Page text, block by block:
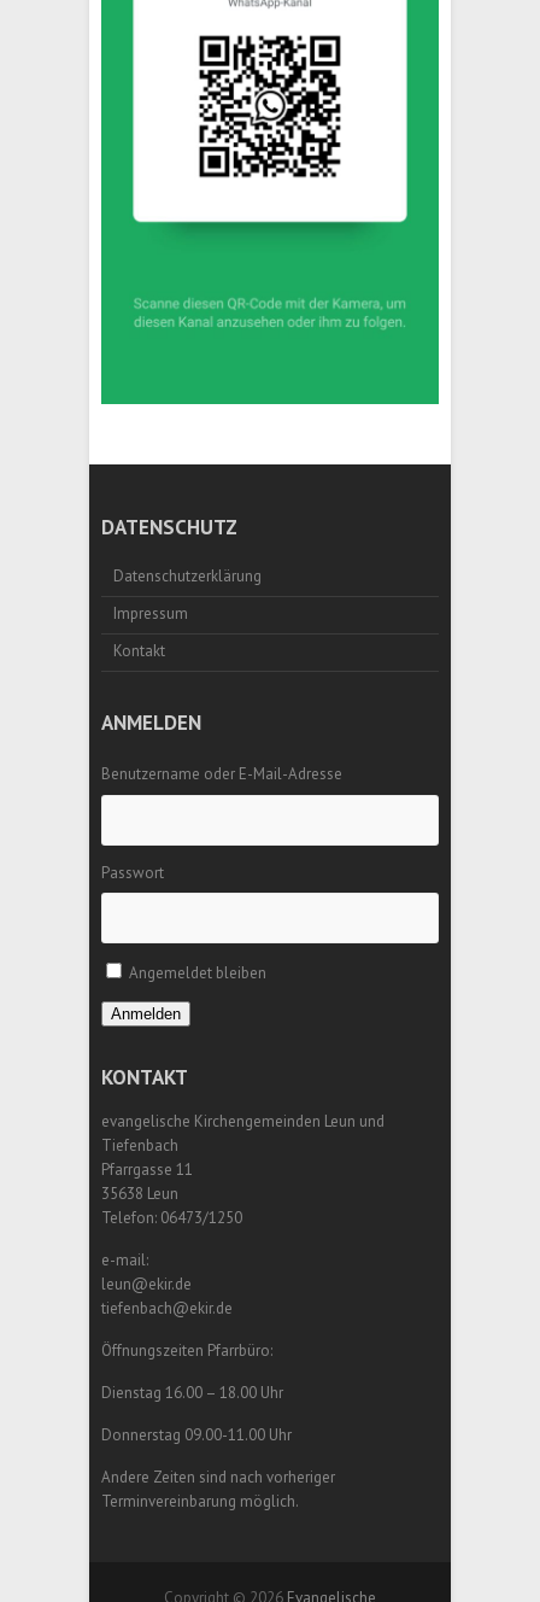
DATENSCHUTZ
Datenschutzerklärung
Impressum
Kontakt
ANMELDEN
Benutzername oder E-Mail-Adresse
Passwort
Angemeldet bleiben
Anmelden
KONTAKT
evangelische Kirchengemeinden Leun und
Tiefenbach
Pfarrgasse 11
35638 Leun
Telefon: 06473/1250
e-mail:
leun@ekir.de
tiefenbach@ekir.de
Öffnungszeiten Pfarrbüro:
Dienstag 16.00 – 18.00 Uhr
Donnerstag 09.00-11.00 Uhr
Andere Zeiten sind nach vorheriger
Terminvereinbarung möglich.